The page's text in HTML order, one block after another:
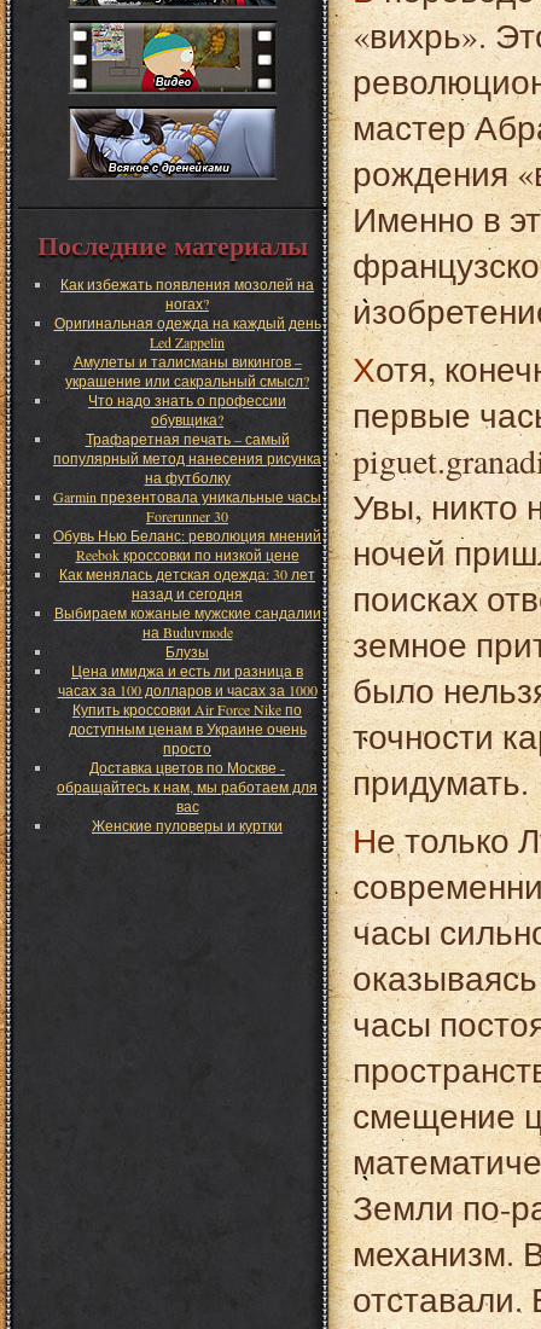
«вихрь».
мастер
рождения
Именно в
Хотя, конечно, пока этим усложнением оснастили
первые
Увы, никто
ночей
поисках
земное
было
точности
придумать.
Не только Луи Бреге, но и многие другие его
часы
часы
смещение
Земли по-
механизм.
Последние материалы
Как избежать появления мозолей на
ногах?
Оригинальная одежда на каждый день
Led Zappelin
Амулеты и талисманы викингов –
украшение или сакральный смысл?
Что надо знать о профессии
обувщика?
Трафаретная печать – самый
популярный метод нанесения рисунка
на футболку
Garmin презентовала уникальные часы
Forerunner 30
Обувь Нью Беланс: революция мнений
Reebok кроссовки по низкой цене
Как менялась детская одежда: 30 лет
назад и сегодня
Выбираем кожаные мужские сандалии
на Buduvmode
Блузы
Цена имиджа и есть ли разница в
часах за 100 долларов и часах за 1000
Купить кроссовки Air Force Nike по
доступным ценам в Украине очень
просто
Доставка цветов по Москве -
обращайтесь к нам, мы работаем для
вас
Женские пуловеры и куртки